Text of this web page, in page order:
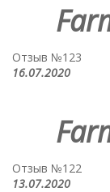
Отзыв №123
16.07.2020
Отзыв №122
13.07.2020